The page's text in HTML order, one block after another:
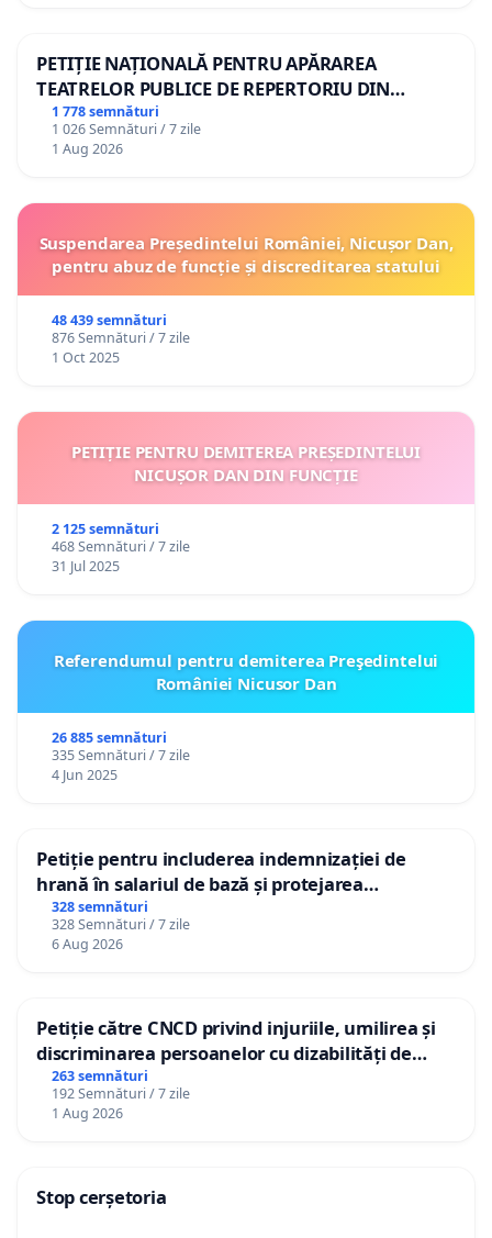
PETIȚIE NAȚIONALĂ PENTRU APĂRAREA
TEATRELOR PUBLICE DE REPERTORIU DIN
ROMÂNIA
1 778 semnături
1 026 Semnături / 7 zile
1 Aug 2026
Suspendarea Președintelui României, Nicușor Dan,
pentru abuz de funcție și discreditarea statului
48 439 semnături
876 Semnături / 7 zile
1 Oct 2025
PETIȚIE PENTRU DEMITEREA PREȘEDINTELUI
NICUȘOR DAN DIN FUNCȚIE
2 125 semnături
468 Semnături / 7 zile
31 Jul 2025
Referendumul pentru demiterea Preşedintelui
României Nicusor Dan
26 885 semnături
335 Semnături / 7 zile
4 Jun 2025
Petiție pentru includerea indemnizației de
hrană în salariul de bază și protejarea
gradațiilor de vechime pentru asistenții
personali
328 semnături
328 Semnături / 7 zile
6 Aug 2026
Petiție către CNCD privind injuriile, umilirea și
discriminarea persoanelor cu dizabilități de
către utilizatorul TikTok „Gorici”
263 semnături
192 Semnături / 7 zile
1 Aug 2026
Stop cerșetoria